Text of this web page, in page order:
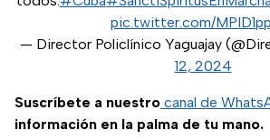
pic.twitter.com/
— Director Policlínico Yaguajay
12, 2024
Suscríbete a nuestro canal de
información en la palma de tu mano.